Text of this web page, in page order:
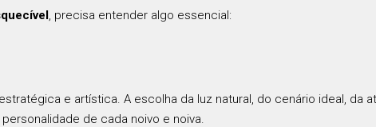
, precisa entender algo essencial:
e artística. A escolha da luz natural, do cenário ideal, da
de cada noivo e noiva.